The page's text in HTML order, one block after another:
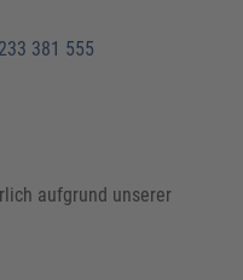
381 555
aufgrund unserer